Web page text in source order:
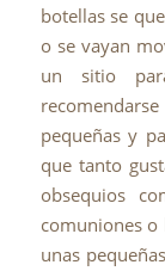
botellas se
o se vayan
un sitio
pequeñas y
que tanto
obsequios
comuniones o
unas